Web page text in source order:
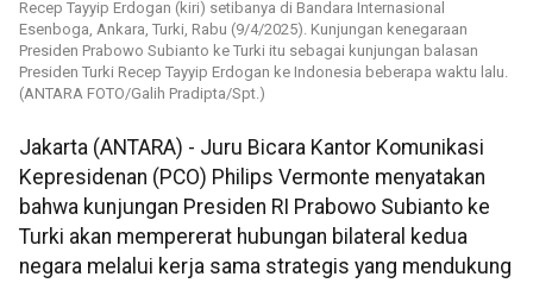
Recep Tayyip Erdogan (kiri) setibanya di Bandara Internasional
Esenboga, Ankara, Turki, Rabu (9/4/2025). Kunjungan kenegaraan
Presiden Prabowo Subianto ke Turki itu sebagai kunjungan balasan
Presiden Turki Recep Tayyip Erdogan ke Indonesia beberapa waktu lalu.
(ANTARA FOTO/Galih Pradipta/Spt.)
Jakarta (ANTARA) - Juru Bicara Kantor Komunikasi
Kepresidenan (PCO) Philips Vermonte menyatakan
bahwa kunjungan Presiden RI Prabowo Subianto ke
Turki akan mempererat hubungan bilateral kedua
negara melalui kerja sama strategis yang mendukung